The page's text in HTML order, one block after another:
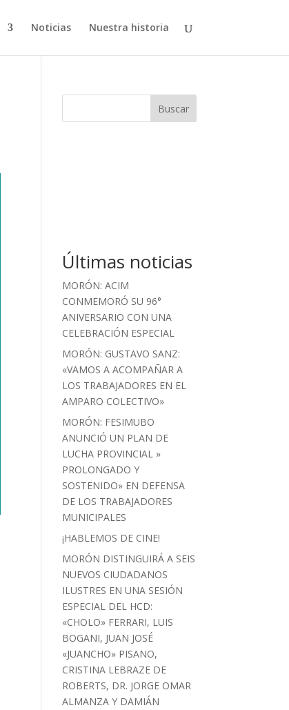
Noticias Nuestra historia
Buscar
Últimas noticias
MORÓN: ACIM
CONMEMORÓ SU 96°
ANIVERSARIO CON UNA
CELEBRACIÓN ESPECIAL
MORÓN: GUSTAVO SANZ:
«VAMOS A ACOMPAÑAR A
LOS TRABAJADORES EN EL
AMPARO COLECTIVO»
MORÓN: FESIMUBO
ANUNCIÓ UN PLAN DE
LUCHA PROVINCIAL »
PROLONGADO Y
SOSTENIDO» EN DEFENSA
DE LOS TRABAJADORES
MUNICIPALES
¡HABLEMOS DE CINE!
MORÓN DISTINGUIRÁ A SEIS
NUEVOS CIUDADANOS
ILUSTRES EN UNA SESIÓN
ESPECIAL DEL HCD:
«CHOLO» FERRARI, LUIS
BOGANI, JUAN JOSÉ
«JUANCHO» PISANO,
CRISTINA LEBRAZE DE
ROBERTS, DR. JORGE OMAR
ALMANZA Y DAMIÁN